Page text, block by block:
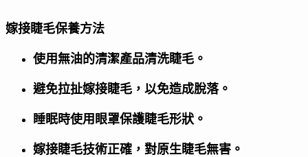
嫁接睫毛保養方法
使用無油的清潔產品清洗睫毛。
避免拉扯嫁接睫毛，以免造成脫落。
睡眠時使用眼罩保護睫毛形狀。
嫁接睫毛技術正確，對原生睫毛無害。